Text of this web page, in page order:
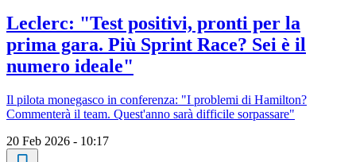
Leclerc: "Test positivi, pronti per la
prima gara. Più Sprint Race? Sei è il
numero ideale"
Il pilota monegasco in conferenza: "I problemi di Hamilton?
Commenterà il team. Quest'anno sarà difficile sorpassare"
20 Feb 2026 - 10:17